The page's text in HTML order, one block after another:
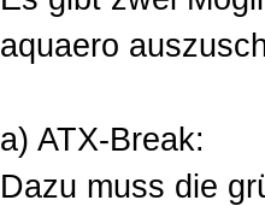
aquaero
a) ATX-Break:
Dazu muss die